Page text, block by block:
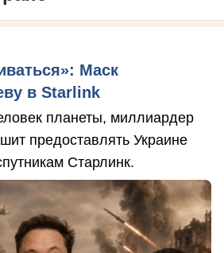
Маск
в Starlink
планеты, миллиардер
предоставлять Украине
Старлинк.